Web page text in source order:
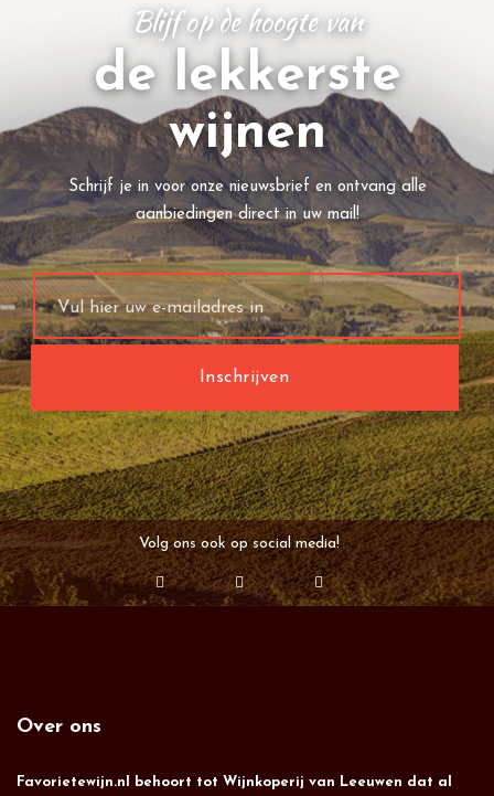
Blijf op de hoogte van
de lekkerste
wijnen
Schrijf je in voor onze nieuwsbrief en ontvang alle
aanbiedingen direct in uw mail!
Volg ons ook op social media!
Over ons
Favorietewijn.nl behoort tot Wijnkoperij van Leeuwen dat al